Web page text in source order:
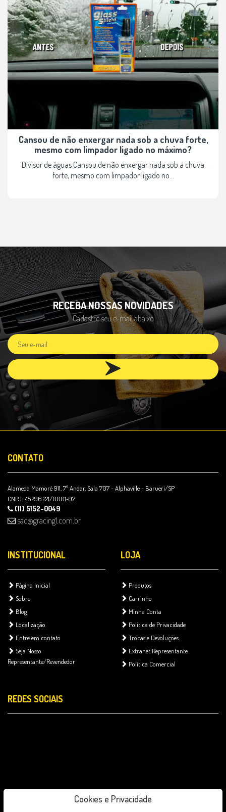
Cansou de não enxergar nada sob a chuva forte,
mesmo com limpador ligado no máximo?
Divisor de águas Cansou de não enxergar nada sob a chuva
forte, mesmo com limpador ligado no...
RECEBA NOSSAS NOVIDADES
Cadastre seu e-mail abaixo
CONTATO
Alameda Mamoré 911, 7º Andar, Sala 707 - Alphaville - Barueri/SP
CNPJ: 45.296.221/0001-97
(11) 5152-0049
sac@gracing1.com.br
INSTITUCIONAL
Página Inicial
Sobre
Blog
Localização
Entre em contato
Seja Nosso
Representante/Revendedor
LOJA
Produtos
Carrinho
Minha Conta
Política de Privacidade
Trocas e Devoluções
Extranet Representante
Política Comercial
REDES SOCIAIS
Cookies e Privacidade